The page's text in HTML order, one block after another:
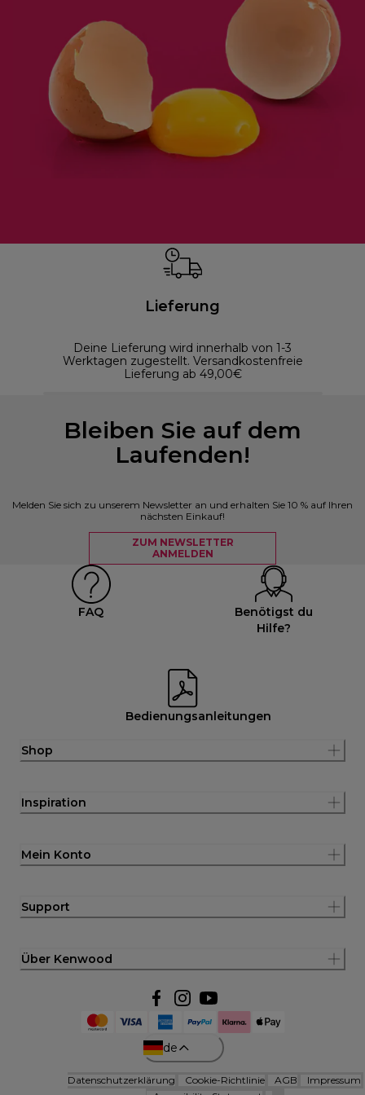
Lieferung
Deine Lieferung wird innerhalb von 1-3
Werktagen zugestellt. Versandkostenfreie
Lieferung ab 49,00€
Bleiben Sie auf dem
Laufenden!
Melden Sie sich zu unserem Newsletter an und erhalten Sie 10 % auf Ihren
nächsten Einkauf!
ZUM NEWSLETTER
ANMELDEN
FAQ
Benötigst du
Hilfe?
Bedienungsanleitungen
Shop
Inspiration
Mein Konto
Support
Über Kenwood
de
Datenschutzerklärung Cookie-Richtlinie AGB
Impressum